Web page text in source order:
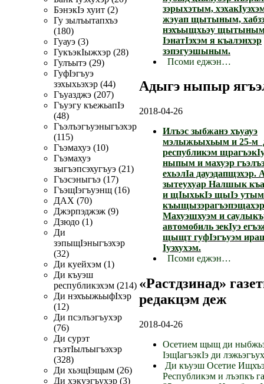
БэнэкIэ хуит (2)
Гу зылъытапхъэ
(180)
Гуауэ (3)
ГукъэкIыжхэр (28)
Гулъытэ (29)
ГуфIэгъуэ
зэхыхьэхэр (44)
Гъуазджэ (207)
Гъуэгу къежьапIэ
(48)
Гъэлъэгъуэныгъэхэр
(115)
Гъэмахуэ (10)
Гъэмахуэ
зыгъэпсэхугъуэ (21)
Гъэсэныгъэ (17)
ГъэщIэгъуэнщ (16)
ДАХ (70)
Джэрпэджэж (9)
Дзюдо (1)
Ди
зэпыщIэныгъэхэр
(32)
Ди куейхэм (1)
Ди къуэш
республикэхэм (214)
Ди нэхъыжьыфIхэр
(12)
Ди псэлъэгъухэр
(76)
Ди сурэт
гъэтIылъыгъэхэр
(328)
Ди хьэщIэщым (26)
Ди хэкуэгъухэр (3)
зэрыхэтым,
жэуап щытыным,
нэхъыщхьэу
IэнатIэхэм я къалэнхэр
зэпэгуэшыным.
Псоми еджэн…
Адыгэ ныпыр
2018-04-26
Илъэс зыбжанэ хъуауэ
мэлыжьыхьым и 25-м
республикэм
ныпым и махуэр
ехьэлIа дауэдапщэхэр.
зытеухуар Налшык
и щIыхькIэ щыIэ утым
Махуэшхуэм и
автомобиль зекIуэ
щыщт гуфIэгъуэм
Iуэхухэм.
Псоми еджэн…
«Растдзинад»
редакцэм деж
2018-04-26
Осетием щыщ ди
IэщIагъэкIэ ди
Ди къуэш Осетие
Республикэм и лъэпкъ